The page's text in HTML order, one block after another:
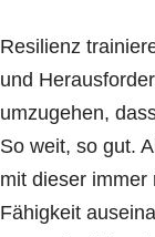
Resilienz
und
umzugehen,
So weit, so gut.
mit dieser immer
Fähigkeit